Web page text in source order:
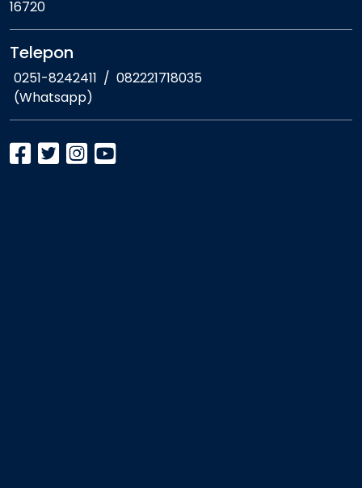
16720
Telepon
0251-8242411 / 082221718035
(Whatsapp)